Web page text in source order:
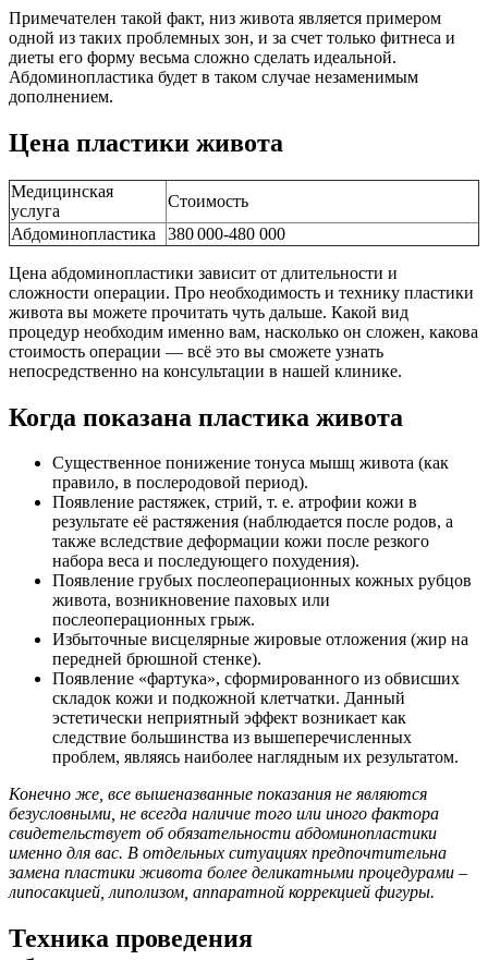
Примечателен такой факт, низ живота является примером
одной из таких проблемных зон, и за счет только фитнеса и
диеты его форму весьма сложно сделать идеальной.
Абдоминопластика будет в таком случае незаменимым
дополнением.
Цена пластики живота
Медицинская
услуга
Стоимость
Абдоминопластика
380 000-480 000
Цена абдоминопластики зависит от длительности и
сложности операции. Про необходимость и технику пластики
живота вы можете прочитать чуть дальше. Какой вид
процедур необходим именно вам, насколько он сложен, какова
стоимость операции — всё это вы сможете узнать
непосредственно на консультации в нашей клинике.
Когда показана пластика живота
Существенное понижение тонуса мышц живота (как
правило, в послеродовой период).
Появление растяжек, стрий, т. е. атрофии кожи в
результате её растяжения (наблюдается после родов, а
также вследствие деформации кожи после резкого
набора веса и последующего похудения).
Появление грубых послеоперационных кожных рубцов
живота, возникновение паховых или
послеоперационных грыж.
Избыточные висцелярные жировые отложения (жир на
передней брюшной стенке).
Появление «фартука», сформированного из обвисших
складок кожи и подкожной клетчатки. Данный
эстетически неприятный эффект возникает как
следствие большинства из вышеперечисленных
проблем, являясь наиболее наглядным их результатом.
Конечно же, все вышеназванные показания не являются
безусловными, не всегда наличие того или иного фактора
свидетельствует об обязательности абдоминопластики
именно для вас. В отдельных ситуациях предпочтительна
замена пластики живота более деликатными процедурами –
липосакцией, липолизом, аппаратной коррекцией фигуры.
Техника проведения